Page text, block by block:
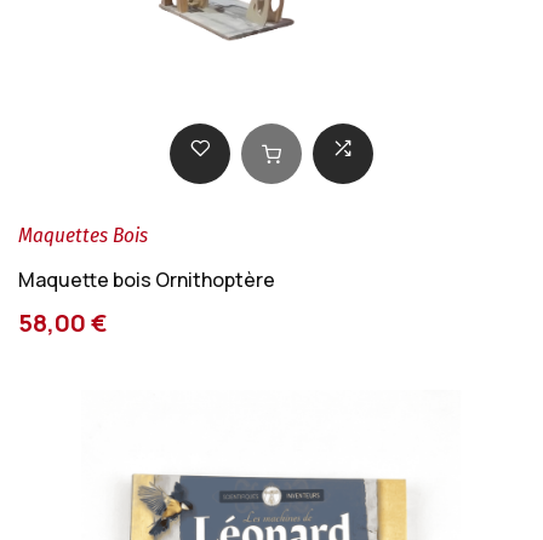
Maquettes Bois
Maquette bois Ornithoptère
58,00 €